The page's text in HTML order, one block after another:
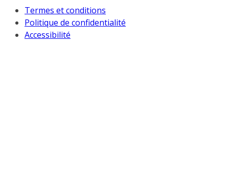
Termes et conditions
Politique de confidentialité
Accessibilité